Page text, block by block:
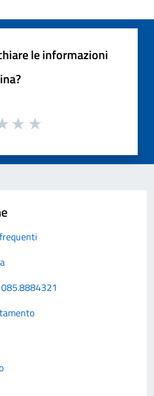
le informazioni